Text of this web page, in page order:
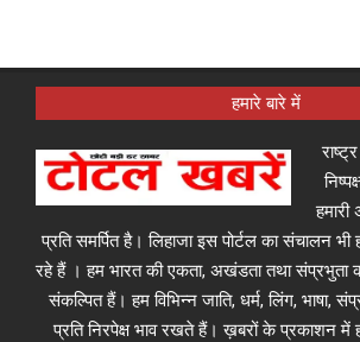
हमारे बारे में
प्रति समर्पित है। लिहाजा इस पोर्टल का संचालन
रहे हैं । हम भारत की एकता, अखंडता तथा संप्रभुता
संकल्पित हैं। हम विभिन्न जाति, धर्म, लिंग, भाषा,
प्रति निरपेक्ष भाव रखते हैं। ख़बरों के प्रकाशन में